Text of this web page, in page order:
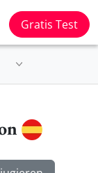
Gratis Test